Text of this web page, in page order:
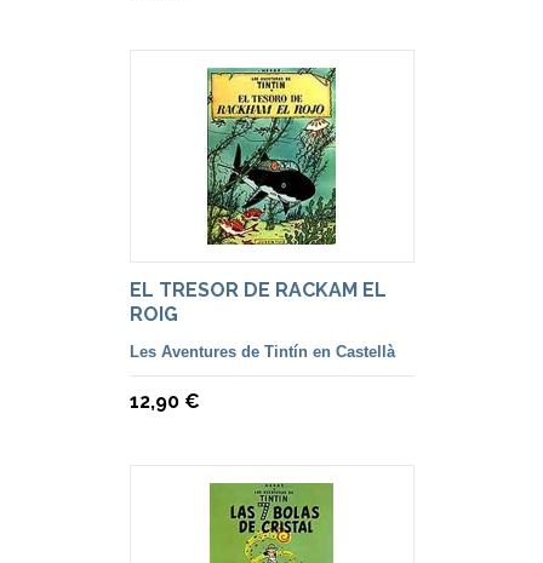
EL TRESOR DE RACKAM EL
ROIG
Les Aventures de Tintín en Castellà
12,90 €